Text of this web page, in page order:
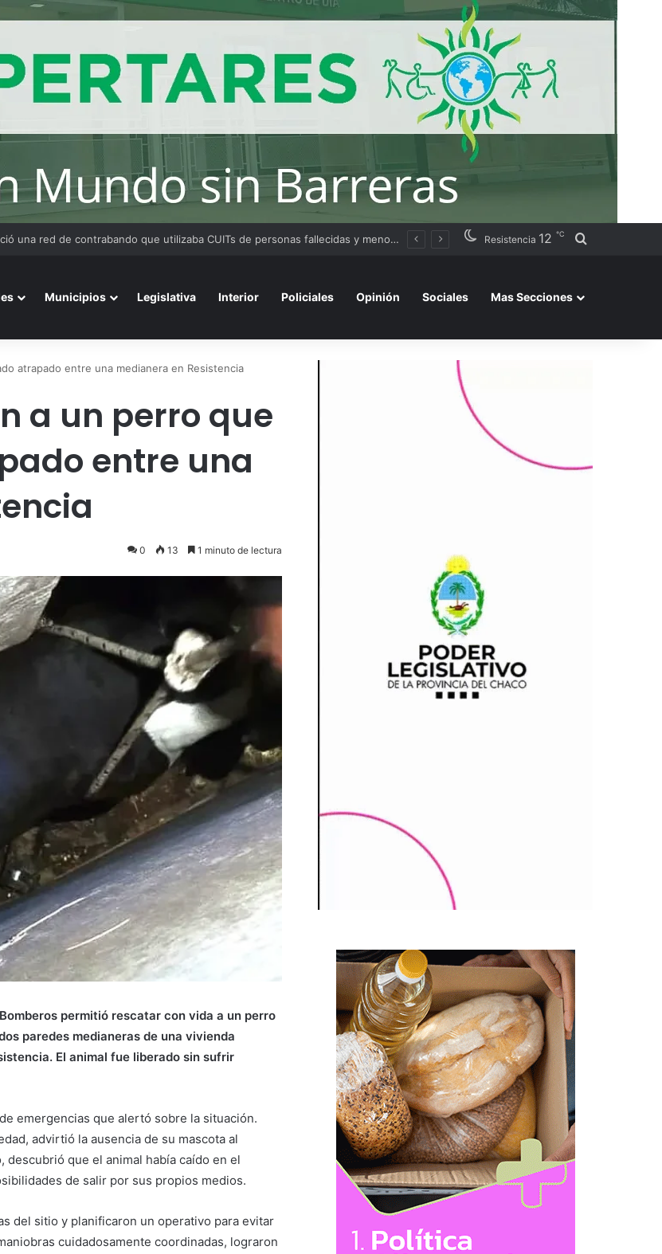
imputado por abuso sexual y la causa continúa bajo investigación judicial Resistencia 12 ℃ Buscar por
Municipios Legislativa Interior Policiales Opinión Sociales Mas Secciones
atrapado entre una medianera en Resistencia
a un perro que
entre una
0 13 1 minuto de lectura
permitió rescatar con vida a un perro
paredes medianeras de una vivienda
El animal fue liberado sin sufrir
emergencias que alertó sobre la situación.
advirtió la ausencia de su mascota al
que el animal había caído en el
de salir por sus propios medios.
del sitio y planificaron un operativo para evitar
cuidadosamente coordinadas, lograron